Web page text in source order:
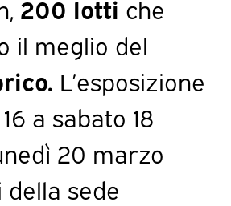
200 lotti che
il meglio del
L’esposizione
a sabato 18
20 marzo
della sede